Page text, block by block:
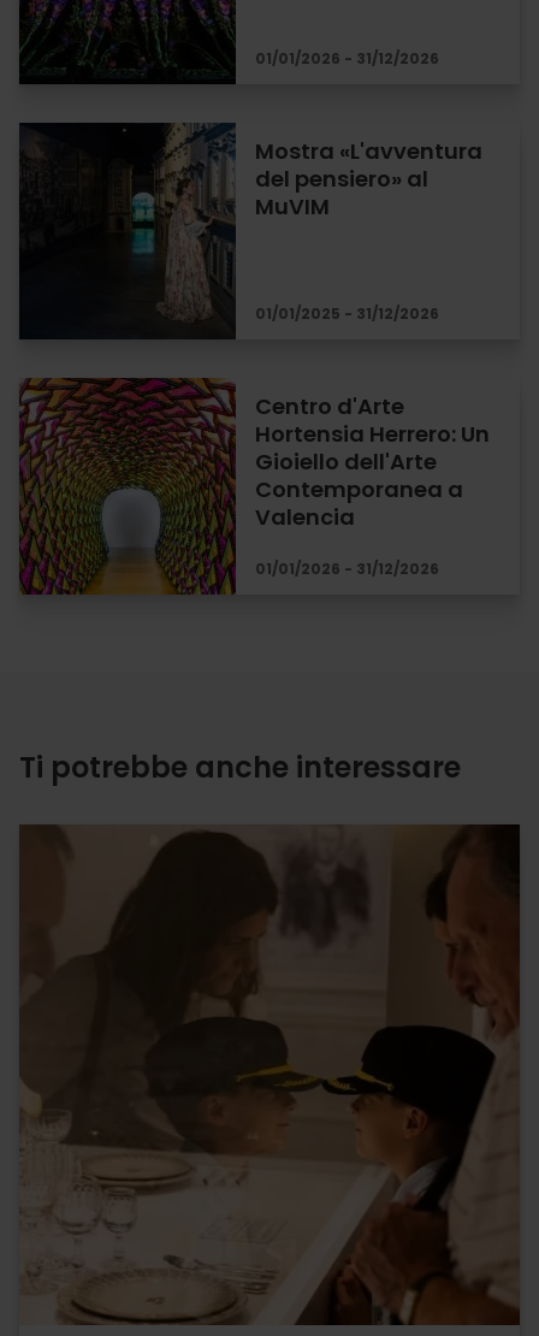
01/01/2026 - 31/12/2026
Mostra «L'avventura
del pensiero» al
MuVIM
01/01/2025 - 31/12/2026
Centro d'Arte
Hortensia Herrero: Un
Gioiello dell'Arte
Contemporanea a
Valencia
01/01/2026 - 31/12/2026
Ti potrebbe anche interessare